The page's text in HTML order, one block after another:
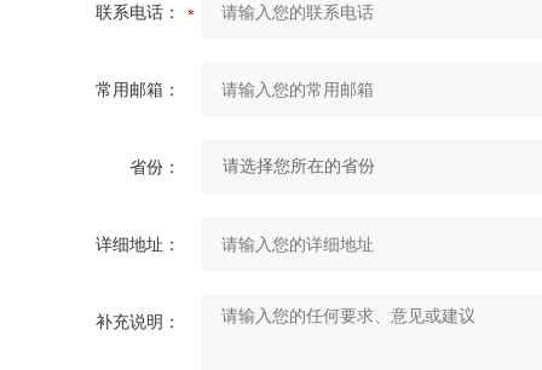
联系电话：
常用邮箱：
省份：
详细地址：
补充说明：